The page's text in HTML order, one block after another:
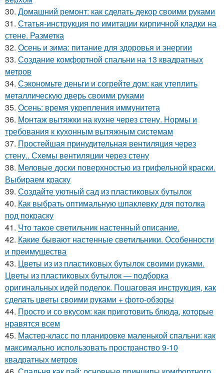
30. Домашний ремонт: как сделать декор своими руками
31. Статья-инструкция по имитации кирпичной кладки на
стене. Разметка
32. Осень и зима: питание для здоровья и энергии
33. Создание комфортной спальни на 13 квадратных
метров
34. Сэкономьте деньги и согрейте дом: как утеплить
металлическую дверь своими руками
35. Осень: время укрепления иммунитета
36. Монтаж вытяжки на кухне через стену. Нормы и
требования к кухонным вытяжным системам
37. Простейшая принудительная вентиляция через
стену.. Схемы вентиляции через стену
38. Меловые доски поверхностью из грифельной краски.
Выбираем краску
39. Создайте уютный сад из пластиковых бутылок
40. Как выбрать оптимальную шпаклевку для потолка
под покраску
41. Что такое светильник настенный описание.
42. Какие бывают настенные светильники. Особенности
и преимущества
43. Цветы из из пластиковых бутылок своими руками.
Цветы из пластиковых бутылок — подборка
оригинальных идей поделок. Пошаговая инструкция, как
сделать цветы своими руками + фото-обзоры
44. Просто и со вкусом: как приготовить блюда, которые
нравятся всем
45. Мастер-класс по планировке маленькой спальни: как
максимально использовать пространство 9-10
квадратных метров